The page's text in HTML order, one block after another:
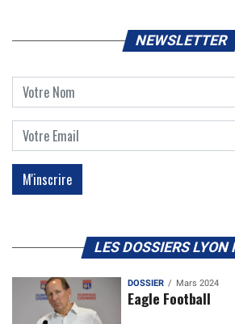
NEWSLETTER
LES DOSSIERS LYON
DOSSIER Mars 2024
Eagle Football